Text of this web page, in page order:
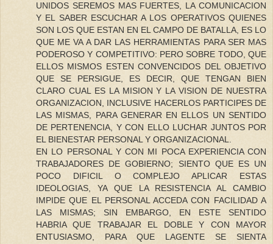
UNIDOS SEREMOS MAS FUERTES, LA COMUNICACION
Y EL SABER ESCUCHAR A LOS OPERATIVOS QUIENES
SON LOS QUE ESTAN EN EL CAMPO DE BATALLA, ES LO
QUE ME VA A DAR LAS HERRAMIENTAS PARA SER MAS
PODEROSO Y COMPETITIVO: PERO SOBRE TODO, QUE
ELLOS MISMOS ESTEN CONVENCIDOS DEL OBJETIVO
QUE SE PERSIGUE, ES DECIR, QUE TENGAN BIEN
CLARO CUAL ES LA MISION Y LA VISION DE NUESTRA
ORGANIZACION, INCLUSIVE HACERLOS PARTICIPES DE
LAS MISMAS, PARA GENERAR EN ELLOS UN SENTIDO
DE PERTENENCIA, Y CON ELLO LUCHAR JUNTOS POR
EL BIENESTAR PERSONAL Y ORGANIZACIONAL.
EN LO PERSONAL Y CON MI POCA EXPERIENCIA CON
TRABAJADORES DE GOBIERNO; SIENTO QUE ES UN
POCO DIFICIL O COMPLEJO APLICAR ESTAS
IDEOLOGIAS, YA QUE LA RESISTENCIA AL CAMBIO
IMPIDE QUE EL PERSONAL ACCEDA CON FACILIDAD A
LAS MISMAS; SIN EMBARGO, EN ESTE SENTIDO
HABRIA QUE TRABAJAR EL DOBLE Y CON MAYOR
ENTUSIASMO, PARA QUE LAGENTE SE SIENTA